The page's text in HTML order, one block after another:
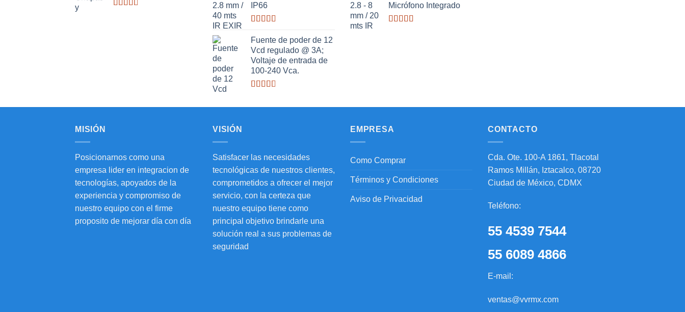
IP66
con
2.98 de
5
Fuente de poder de 12
Vcd regulado @ 3A;
Voltaje de entrada de
100-240 Vca.
Micrófono Integrado
MISIÓN
Posicionarnos como una
empresa lider en integracion de
tecnologías, apoyados de la
experiencia y compromiso de
nuestro equipo con el firme
proposito de mejorar día con día
VISIÓN
Satisfacer las necesidades
tecnológicas de nuestros clientes,
comprometidos a ofrecer el mejor
servicio, con la certeza que
nuestro equipo tiene como
principal objetivo brindarle una
solución real a sus problemas de
seguridad
EMPRESA
Como Comprar
Términos y Condiciones
Aviso de Privacidad
CONTACTO
Cda. Ote. 100-A 1861, Tlacotal
Ramos Millán, Iztacalco, 08720
Ciudad de México, CDMX
Teléfono:
55 4539 7544
55 6089 4866
E-mail:
ventas@vvrmx.com